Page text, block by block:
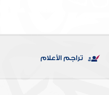
تراجم الأعلام